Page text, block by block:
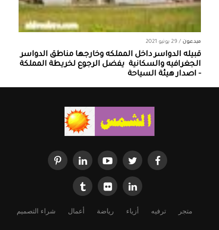
مبدعون / 29 يونيو 2021
قبيله الدواسر داخل المملكه وخارجها ‏مناطق الدواسر
الجغرافيه والسكانية ‏ يفضل الرجوع لخريطة المملكة
- اصدار هيئة السياحة
متجر ترفيه أزياء رياضة أعمال شراء التصميم